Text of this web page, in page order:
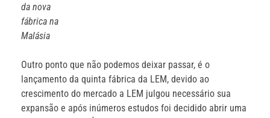
da nova
fábrica na
Malásia
Outro ponto que não podemos deixar passar, é o
lançamento da quinta fábrica da LEM, devido ao
crescimento do mercado a LEM julgou necessário sua
expansão e após inúmeros estudos foi decidido abrir uma